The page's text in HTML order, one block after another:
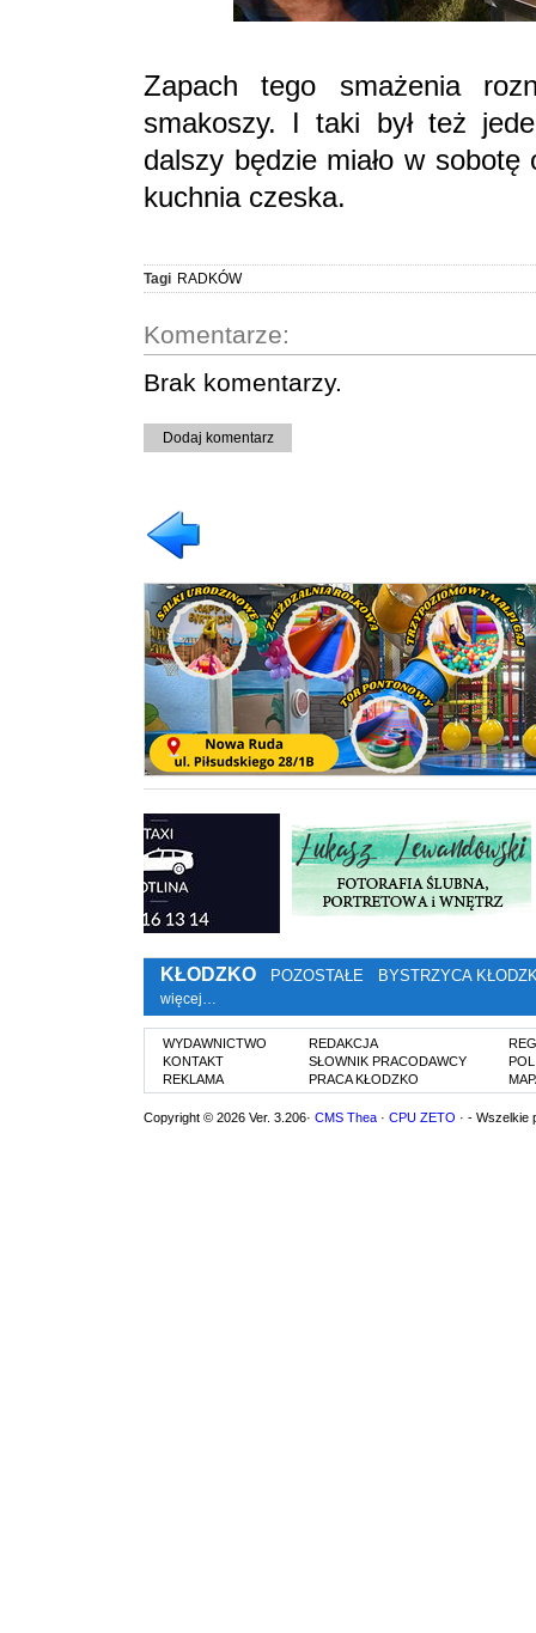
Zapach tego smażenia
smakoszy. I taki był też
dalszy będzie miało w
kuchnia czeska.
Tagi RADKÓW
Komentarze:
Brak komentarzy.
Dodaj komentarz
KŁODZKO POZOSTAŁE BYSTRZYCA
więcej…
WYDAWNICTWO
KONTAKT
REKLAMA
REDAKCJA
SŁOWNIK PRACODAWCY
PRACA KŁODZKO
Copyright © 2026 Ver. 3.206· CMS Thea · CPU ZETO · - Wszelkie